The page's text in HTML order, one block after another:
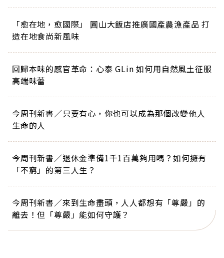
「愈在地，愈國際」 圓山大飯店推廣國產農漁產品 打
造在地食尚新風味
回歸本味的感官革命：心泰 GLin 如何用自然風土征服
高端味蕾
今周刊新書／只要有心，你也可以成為那個改變他人
生命的人
今周刊新書／退休金準備1千1百萬夠用嗎？如何擁有
「不窮」的第三人生？
今周刊新書／來到生命盡頭，人人都想有「尊嚴」的
離去！但「尊嚴」能如何守護？